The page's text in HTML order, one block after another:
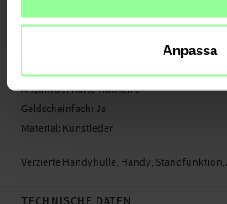
Anpassa
Produktart: Verzierte Handyhülle
Anzahl der Kartenfächer: 3
Geldscheinfach: Ja
Material: Kunstleder
Verzierte Handyhülle, Handy,
TECHNISCHE DATEN